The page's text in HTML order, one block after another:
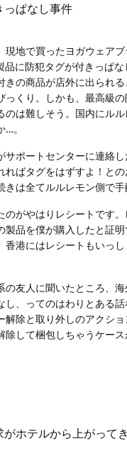
っぱなし事件
現地で買ったヨガウェアブ
品に防犯タグが付きっぱ
きの商品が店外に出られ
っくり。しかも、最高級
のは難しそう。国内にル
…。
サポートセンターに連絡
ればタグをはずすよ！と
は全てルルレモン側で手
のがやはりレシートです
製品を僕が購入したと証
香港にはレシートもいっ
の友人に聞いたところ、
し、ってのはわりとある
解除と取り外しのアクシ
除して梱包しちゃうケー
がホテルから上がって